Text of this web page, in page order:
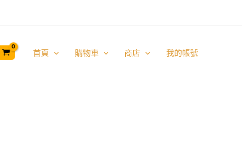
首頁 購物車 商店 我的帳號